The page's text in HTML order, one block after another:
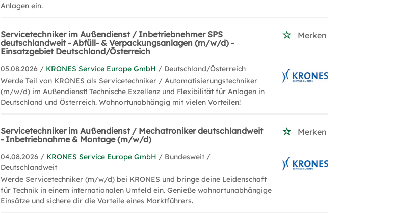
Anlagen ein.
Servicetechniker im Außendienst / Inbetriebnehmer SPS
deutschlandweit - Abfüll- & Verpackungsanlagen (m/w/d) -
Einsatzgebiet Deutschland/Österreich
Merken
05.08.2026 / KRONES Service Europe GmbH / Deutschland/Österreich
Werde Teil von KRONES als Servicetechniker / Automatisierungstechniker
(m/w/d) im Außendienst! Technische Exzellenz und Flexibilität für Anlagen in
Deutschland und Österreich. Wohnortunabhängig mit vielen Vorteilen!
Servicetechniker im Außendienst / Mechatroniker deutschlandweit
- Inbetriebnahme & Montage (m/w/d)
Merken
04.08.2026 / KRONES Service Europe GmbH / Bundesweit /
Deutschlandweit
Werde Servicetechniker (m/w/d) bei KRONES und bringe deine Leidenschaft
für Technik in einem internationalen Umfeld ein. Genieße wohnortunabhängige
Einsätze und sichere dir die Vorteile eines Marktführers.